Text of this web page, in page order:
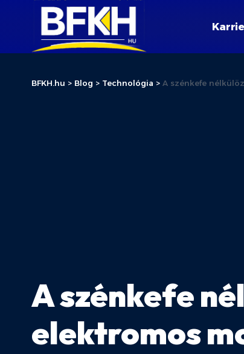
BFKH.hu > Blog > Technológia > A szénkefe
A szénkefe
elektromos